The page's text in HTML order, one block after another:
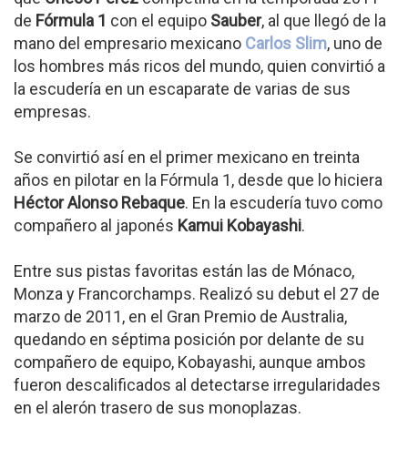
de Fórmula 1 con el equipo Sauber, al que llegó de la
mano del empresario mexicano Carlos Slim, uno de
los hombres más ricos del mundo, quien convirtió a
la escudería en un escaparate de varias de sus
empresas.
Se convirtió así en el primer mexicano en treinta
años en pilotar en la Fórmula 1, desde que lo hiciera
Héctor Alonso Rebaque. En la escudería tuvo como
compañero al japonés Kamui Kobayashi.
Entre sus pistas favoritas están las de Mónaco,
Monza y Francorchamps. Realizó su debut el 27 de
marzo de 2011, en el Gran Premio de Australia,
quedando en séptima posición por delante de su
compañero de equipo, Kobayashi, aunque ambos
fueron descalificados al detectarse irregularidades
en el alerón trasero de sus monoplazas.